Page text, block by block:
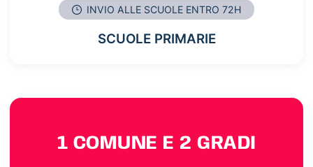
INVIO ALLE SCUOLE ENTRO 72H
SCUOLE PRIMARIE
1 COMUNE E 2 GRADI